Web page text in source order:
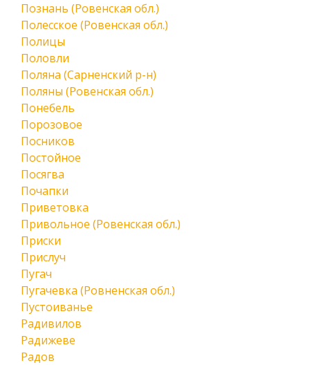
Познань (Ровенская обл.)
Полесское (Ровенская обл.)
Полицы
Половли
Поляна (Сарненский р-н)
Поляны (Ровенская обл.)
Понебель
Порозовое
Посников
Постойное
Посягва
Почапки
Приветовка
Привольное (Ровенская обл.)
Приски
Прислуч
Пугач
Пугачевка (Ровненская обл.)
Пустоиванье
Радивилов
Радижеве
Радов